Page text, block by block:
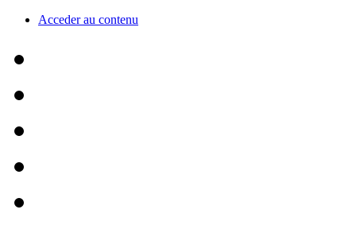
Acceder au contenu